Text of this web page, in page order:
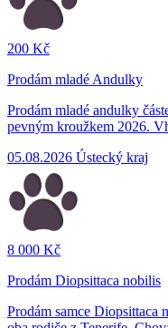
200 Kč
Prodám mladé Andulky
Prodám mladé andulky
pevným kroužkem 2026.
05.08.2026 Ústecký kraj
8 000 Kč
Prodám Diopsittaca nobilis
Prodám samce Diopsittaca